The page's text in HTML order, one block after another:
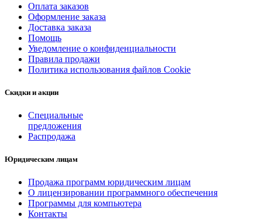
Оплата заказов
Оформление заказа
Доставка заказа
Помощь
Уведомление о конфиденциальности
Правила продажи
Политика использования файлов Cookie
Скидки и акции
Специальные
предложения
Распродажа
Юридическим лицам
Продажа программ юридическим лицам
О лицензировании программного обеспечения
Программы для компьютера
Контакты